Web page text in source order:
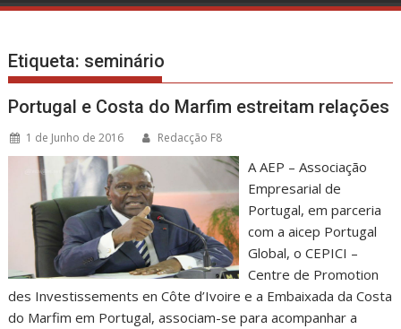
Etiqueta: seminário
Portugal e Costa do Marfim estreitam relações
1 de Junho de 2016 Redacção F8
A AEP – Associação
Empresarial de
Portugal, em parceria
com a aicep Portugal
Global, o CEPICI –
Centre de Promotion
des Investissements en Côte d’Ivoire e a Embaixada da Costa
do Marfim em Portugal, associam-se para acompanhar a